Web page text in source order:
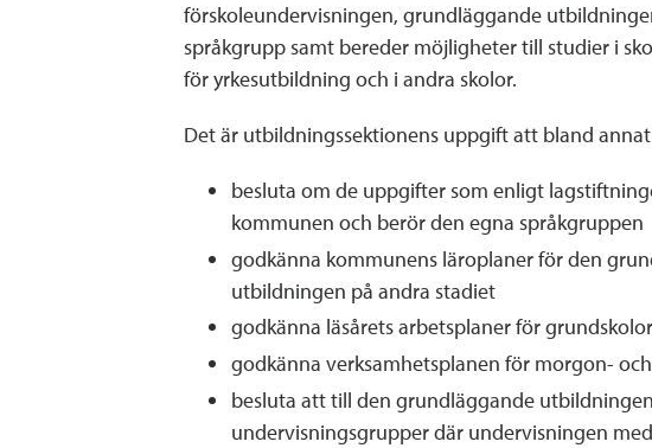
förskoleundervisningen, grundläggande
språkgrupp samt bereder möjligheter till studier i
för yrkesutbildning och i andra skolor.
Det är utbildningssektionens uppgift att bland annat
besluta om de uppgifter som enligt
kommunen och berör den egna språkgruppen
godkänna kommunens läroplaner för den
utbildningen på andra stadiet
godkänna läsårets arbetsplaner för
godkänna verksamhetsplanen för morgon-
besluta att till den grundläggande
undervisningsgrupper där undervisningen